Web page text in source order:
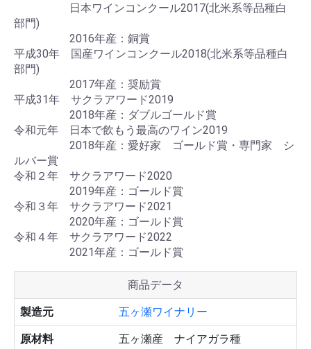
日本ワインコンクール2017(北米系等品種白
部門)
2016年産：銅賞
平成30年 国産ワインコンクール2018(北米系等品種白
部門)
2017年産：奨励賞
平成31年 サクラアワード2019
2018年産：ダブルゴールド賞
令和元年 日本で飲もう最高のワイン2019
2018年産：愛好家 ゴールド賞・専門家 シ
ルバー賞
令和２年 サクラアワード2020
2019年産：ゴールド賞
令和３年 サクラアワード2021
2020年産：ゴールド賞
令和４年 サクラアワード2022
2021年産：ゴールド賞
商品データ
製造元 五ヶ瀬ワイナリー
原材料 五ヶ瀬産 ナイアガラ種